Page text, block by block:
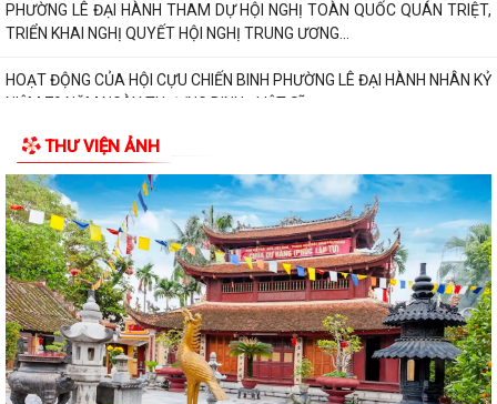
PHƯỜNG LÊ ĐẠI HÀNH THAM DỰ HỘI NGHỊ TOÀN QUỐC QUÁN TRIỆT,
TRIỂN KHAI NGHỊ QUYẾT HỘI NGHỊ TRUNG ƯƠNG...
HOẠT ĐỘNG CỦA HỘI CỰU CHIẾN BINH PHƯỜNG LÊ ĐẠI HÀNH NHÂN KỶ
NIỆM 79 NĂM NGÀY THƯƠNG BINH - LIỆT SĨ...
ỦY BAN MTTQ VIỆT NAM PHƯỜNG LÊ ĐẠI HÀNH PHỐI HỢP VỚI NGÂN
HÀNG CHÍNH SÁCH XÃ HỘI CHÍ LINH THĂM,...
THÔNG BÁO Kết quả kỳ họp thứ Năm (Kỳ họp thường lệ giữa năm
2026) Hội đồng nhân dân phường khóa...
THÔNG BÁO LỄ DÂNG HƯƠNG THẮP NẾN TRI ÂN CÁC ANH HÙNG LIỆT
SĨ
CHIẾN DỊCH 500 NGÀY ĐÊM ĐẨY MẠNH THỰC HIỆN, TÌM KIẾM, QUY
TẬP, XÁC ĐỊNH DANH TÍNH HÀI CỐT LIỆT SĨ
THƯ VIỆN ẢNH